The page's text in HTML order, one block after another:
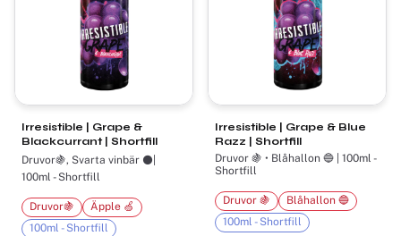
Irresistible | Grape &
Blackcurrant | Shortfill
Druvor🍇, Svarta vinbär ⚫|
100ml - Shortfill
Druvor🍇
Äpple 🍏
100ml - Shortfill
Irresistible | Grape & Blue
Razz | Shortfill
Druvor 🍇 • Blåhallon 🔵 | 100ml -
Shortfill
Druvor 🍇
Blåhallon 🔵
100ml - Shortfill